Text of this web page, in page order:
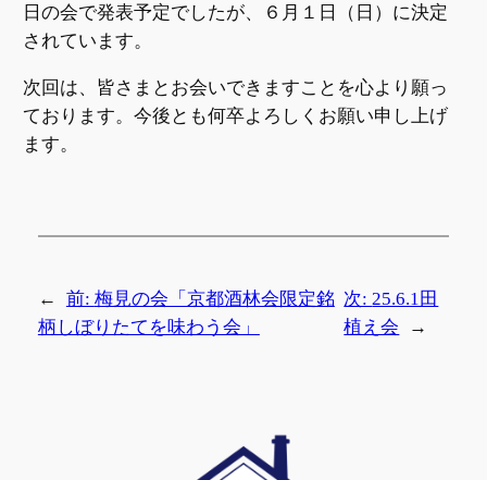
日の会で発表予定でしたが、６月１日（日）に決定
されています。
次回は、皆さまとお会いできますことを心より願っ
ております。今後とも何卒よろしくお願い申し上げ
ます。
← 前: 梅見の会「京都酒林会限定銘
柄しぼりたてを味わう会」
次:25.6.1田
植え会
→